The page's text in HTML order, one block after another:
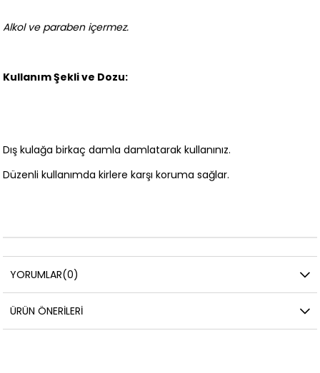
Alkol ve paraben içermez.
Kullanım Şekli ve Dozu:
Dış kulağa birkaç damla damlatarak kullanınız.
Düzenli kullanımda kirlere karşı koruma sağlar.
YORUMLAR(0)
ÜRÜN ÖNERILERI